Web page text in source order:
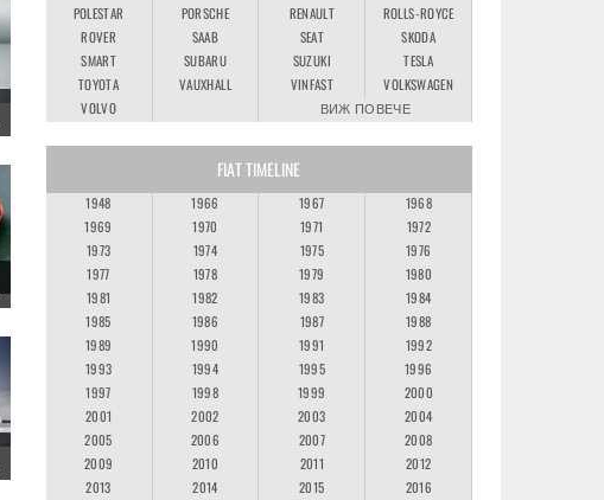
POLESTAR
PORSCHE RENAULT
ROLLS-ROYCE
ROVER
SAAB SEAT
SKODA
SMART
SUBARU SUZUKI
TESLA
TOYOTA
VAUXHALL VINFAST
VOLKSWAGEN
VOLVO
ВИЖ ПОВЕЧЕ
FIAT TIMELINE
1948 1966 1967
1968
1969
1970 1971
1972
1973
1974 1975
1976
1977
1978 1979
1980
1981
1982 1983
1984
1985
1986 1987
1988
1989
1990 1991
1992
1993
1994 1995
1996
1997
1998 1999
2000
2001
2002 2003
2004
2005
2006 2007
2008
2009
2010 2011
2012
2013
2014 2015
2016